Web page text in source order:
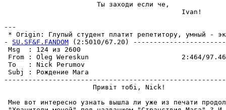
                       Ты заходи если че,
                                            Ivan!
---
* Origin: Глупый студент платит репетитору, умный -
- SU.SF&F.FANDOM (2:5010/67.20)
Msg  : 124
From : Oleg Wereskun                       2:464/
To   : Nick Perumov
Subj :
                      Привiт тобi, Nick!
Мне вот интересно узнать вышла ли уже из печати